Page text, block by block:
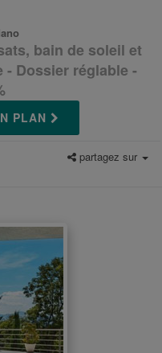
bain de soleil et
- Dossier réglable -
PLAN
partagez sur